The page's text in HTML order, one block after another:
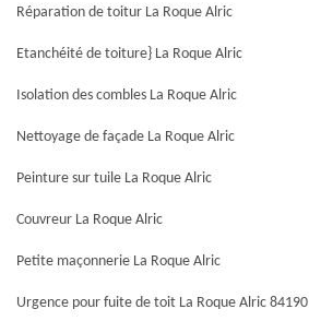
Réparation de toitur La Roque Alric
Etanchéité de toiture} La Roque Alric
Isolation des combles La Roque Alric
Nettoyage de façade La Roque Alric
Peinture sur tuile La Roque Alric
Couvreur La Roque Alric
Petite maçonnerie La Roque Alric
Urgence pour fuite de toit La Roque Alric 84190